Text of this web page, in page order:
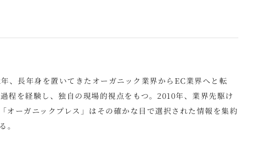
、長年身を置いてきたオーガニック業界からEC業界へと転
程を経験し、独自の現場的視点をもつ。2010年、業界先駆け
オーガニックプレス」はその確かな目で選択された情報を集約
。